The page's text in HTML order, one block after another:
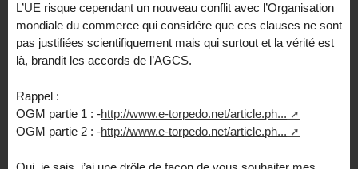
L’UE risque cependant un nouveau conflit avec l’Organisation
mondiale du commerce qui considére que ces clauses ne sont
pas justifiées scientifiquement mais qui surtout et la vérité est
là, brandit les accords de l’AGCS.
Rappel :
OGM partie 1 : -http://www.e-torpedo.net/article.ph...
OGM partie 2 : -http://www.e-torpedo.net/article.ph...